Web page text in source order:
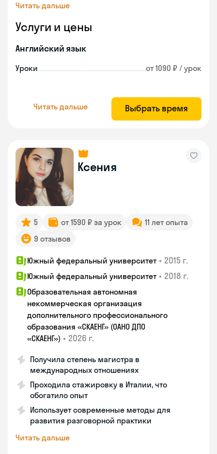
Читать дальше
Услуги и цены
Английский язык
Уроки от 1090 ₽ / урок
Читать дальше Выбрать время
Ксения
5 от 1590 ₽ за урок
11 лет опыта
9 отзывов
Южный федеральный университет • 2015 г.
Южный федеральный университет • 2018 г.
Образовательная автономная
некоммерческая организация
дополнительного профессионального
образования «СКАЕНГ» (ОАНО ДПО
«СКАЕНГ») • 2026 г.
Получила степень магистра в
международных отношениях
Проходила стажировку в Италии, что
обогатило опыт
Использует современные методы для
развития разговорной практики
Читать дальше